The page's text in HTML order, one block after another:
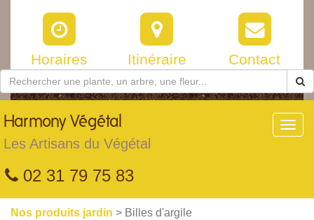
Horaires Itinéraire Contact
Harmony Végétal
Les Artisans du Végétal
02 31 79 75 83
Nos produits jardin > Billes d'argile